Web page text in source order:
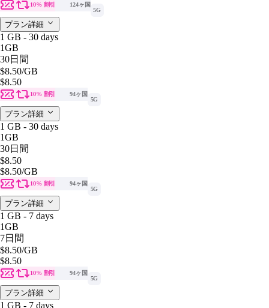
10% 割引
124ヶ国
5G
プラン詳細
1 GB - 30 days
1GB
30日間
$8.50/GB
$8.50
10% 割引
94ヶ国
5G
プラン詳細
1 GB - 30 days
1GB
30日間
$8.50
$8.50/GB
10% 割引
94ヶ国
5G
プラン詳細
1 GB - 7 days
1GB
7日間
$8.50/GB
$8.50
10% 割引
94ヶ国
5G
プラン詳細
1 GB - 7 days